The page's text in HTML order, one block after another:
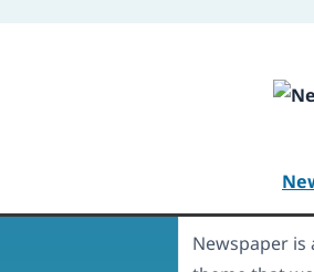
Newspaper